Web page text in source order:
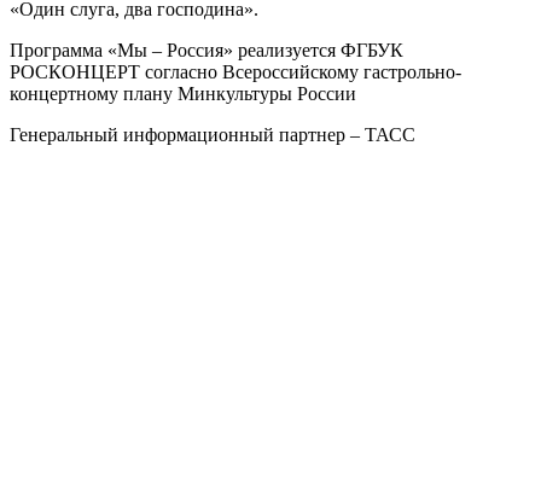
«Один слуга, два господина».
Программа «Мы – Россия» реализуется ФГБУК
РОСКОНЦЕРТ согласно Всероссийскому гастрольно-
концертному плану Минкультуры России
Генеральный информационный партнер – ТАСС